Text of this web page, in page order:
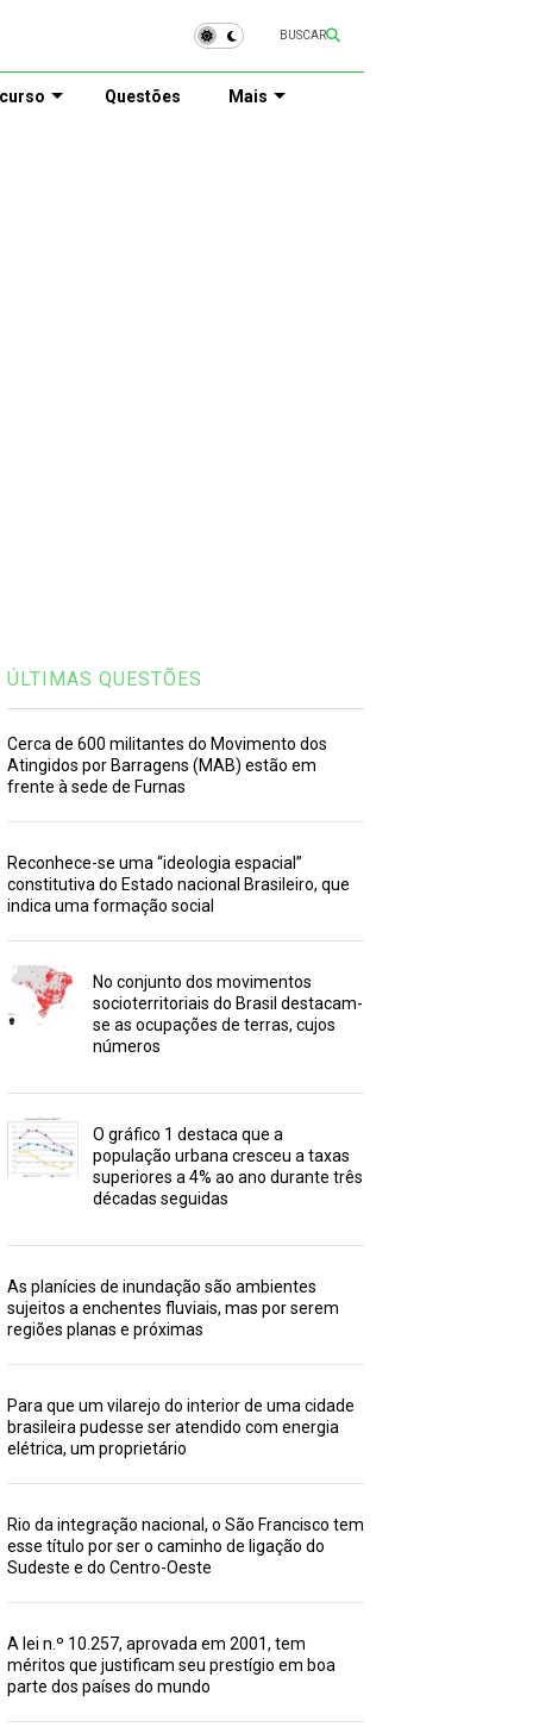
BUSCAR
Questões Mais
ÚLTIMAS QUESTÕES
Cerca de 600 militantes do Movimento dos
Atingidos por Barragens (MAB) estão em
frente à sede de Furnas
Reconhece-se uma “ideologia espacial”
constitutiva do Estado nacional Brasileiro, que
indica uma formação social
No conjunto dos movimentos
socioterritoriais do Brasil destacam-
se as ocupações de terras, cujos
números
O gráfico 1 destaca que a
população urbana cresceu a taxas
superiores a 4% ao ano durante três
décadas seguidas
As planícies de inundação são ambientes
sujeitos a enchentes fluviais, mas por serem
regiões planas e próximas
Para que um vilarejo do interior de uma cidade
brasileira pudesse ser atendido com energia
elétrica, um proprietário
Rio da integração nacional, o São Francisco tem
esse título por ser o caminho de ligação do
Sudeste e do Centro-Oeste
A lei n.º 10.257, aprovada em 2001, tem
méritos que justificam seu prestígio em boa
parte dos países do mundo